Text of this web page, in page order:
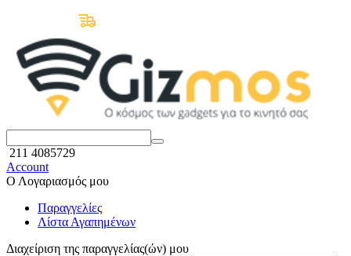
211 4085729
Account
Ο Λογαριασμός μου
Παραγγελίες
Λίστα Αγαπημένων
Διαχείριση της παραγγελίας(ών) μου